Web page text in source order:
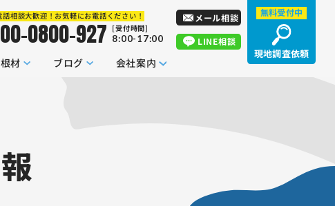
材 ブログ 会社案内
話相談大歓迎！お気軽にお電話ください！
0800-927 [受付時間]
8:00-17:00
無料受付中
現地調査依頼
メール相談
LINE相談